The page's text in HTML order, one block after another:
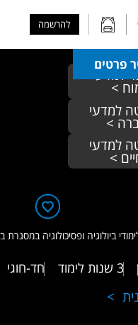
להרשמה
פרטים
בית ספר למדעי
>
>
>
ביולוגיה ופסיכולוגיה
3 שנות לימוד חד-חוגי